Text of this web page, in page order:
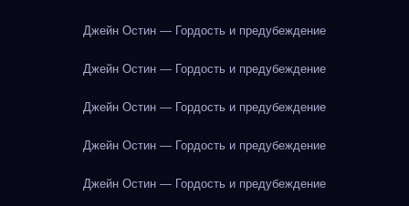
Джейн Остин — Гордость и предубеждение
Джейн Остин — Гордость и предубеждение
Джейн Остин — Гордость и предубеждение
Джейн Остин — Гордость и предубеждение
Джейн Остин — Гордость и предубеждение